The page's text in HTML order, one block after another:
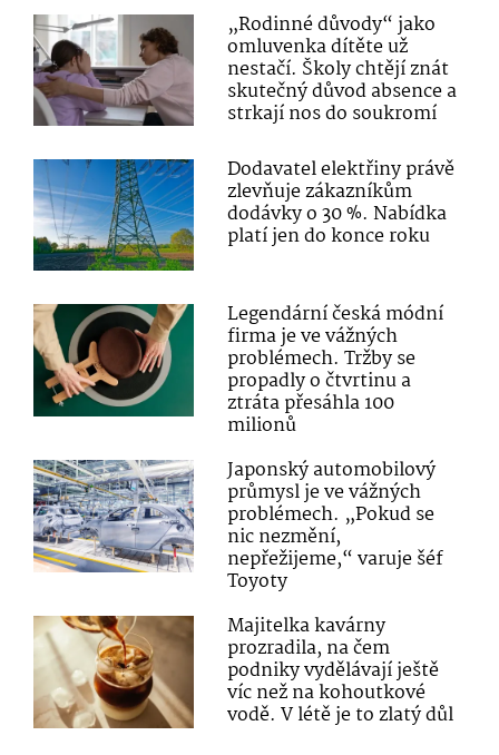
„Rodinné důvody“ jako
omluvenka dítěte už
nestačí. Školy chtějí znát
skutečný důvod absence a
strkají nos do soukromí
Dodavatel elektřiny právě
zlevňuje zákazníkům
dodávky o 30 %. Nabídka
platí jen do konce roku
Legendární česká módní
firma je ve vážných
problémech. Tržby se
propadly o čtvrtinu a
ztráta přesáhla 100
milionů
Japonský automobilový
průmysl je ve vážných
problémech. „Pokud se
nic nezmění,
nepřežijeme,“ varuje šéf
Toyoty
Majitelka kavárny
prozradila, na čem
podniky vydělávají ještě
víc než na kohoutkové
vodě. V létě je to zlatý důl